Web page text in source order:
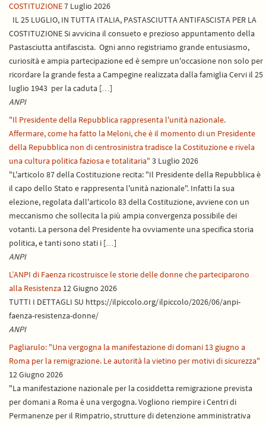
COSTITUZIONE7 Luglio 2026
IL 25 LUGLIO, IN TUTTA ITALIA, PASTASCIUTTA ANTIFASCISTA PER LA
COSTITUZIONE Si avvicina il consueto e prezioso appuntamento della
Pastasciutta antifascista. Ogni anno registriamo grande entusiasmo,
curiosità e ampia partecipazione ed è sempre un'occasione non solo per
ricordare la grande festa a Campegine realizzata dalla famiglia Cervi il 25
luglio 1943 per la caduta […]
ANPI
"Il Presidente della Repubblica rappresenta l'unità nazionale.
Affermare, come ha fatto la Meloni, che è il momento di un Presidente
della Repubblica non di centrosinistra tradisce la Costituzione e rivela
una cultura politica faziosa e totalitaria" 3 Luglio 2026
"L'articolo 87 della Costituzione recita: "Il Presidente della Repubblica è
il capo dello Stato e rappresenta l'unità nazionale". Infatti la sua
elezione, regolata dall'articolo 83 della Costituzione, avviene con un
meccanismo che sollecita la più ampia convergenza possibile dei
votanti. La persona del Presidente ha ovviamente una specifica storia
politica, e tanti sono stati i […]
ANPI
L’ANPI di Faenza ricostruisce le storie delle donne che parteciparono
alla Resistenza 12 Giugno 2026
TUTTI I DETTAGLI SU https://ilpiccolo.org/ilpiccolo/2026/06/anpi-
faenza-resistenza-donne/
ANPI
Pagliarulo: "Una vergogna la manifestazione di domani 13 giugno a
Roma per la remigrazione. Le autorità la vietino per motivi di sicurezza"
12 Giugno 2026
"La manifestazione nazionale per la cosiddetta remigrazione prevista
per domani a Roma è una vergogna. Vogliono riempire i Centri di
Permanenze per il Rimpatrio, strutture di detenzione amministrativa